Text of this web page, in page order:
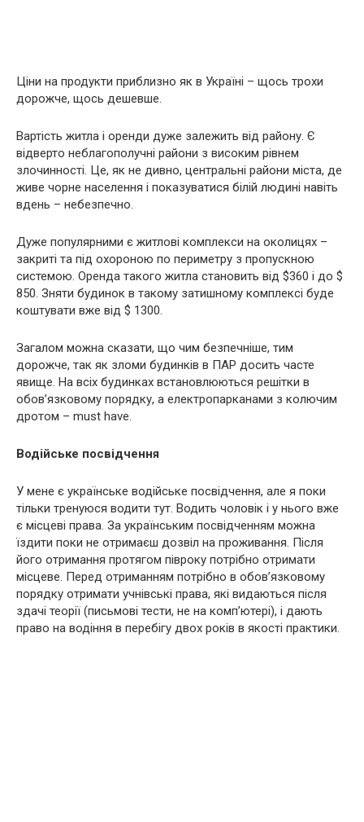
Ціни на продукти приблизно як в Україні – щось трохи
дорожче, щось дешевше.
Вартість житла і оренди дуже залежить від району. Є
відверто неблагополучні райони з високим рівнем
злочинності. Це, як не дивно, центральні райони міста, де
живе чорне населення і показуватися білій людині навіть
вдень – небезпечно.
Дуже популярними є житлові комплекси на околицях –
закриті та під охороною по периметру з пропускною
системою. Оренда такого житла становить від $360 і до $
850. Зняти будинок в такому затишному комплексі буде
коштувати вже від $ 1300.
Загалом можна сказати, що чим безпечніше, тим
дорожче, так як зломи будинків в ПАР досить часте
явище. На всіх будинках встановлюються решітки в
обов’язковому порядку, а електропарканами з колючим
дротом – must have.
Водійське посвідчення
У мене є українське водійське посвідчення, але я поки
тільки тренуюся водити тут. Водить чоловік і у нього вже
є місцеві права. За українським посвідченням можна
їздити поки не отримаєш дозвіл на проживання. Після
його отримання протягом півроку потрібно отримати
місцеве. Перед отриманням потрібно в обов’язковому
порядку отримати учнівські права, які видаються після
здачі теорії (письмові тести, не на комп’ютері), і дають
право на водіння в перебігу двох років в якості практики.